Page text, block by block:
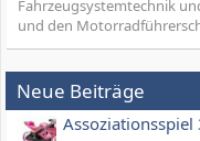
Fahrzeugsystemtechnik
und den
Neue Beiträge
Assoziationsspiel